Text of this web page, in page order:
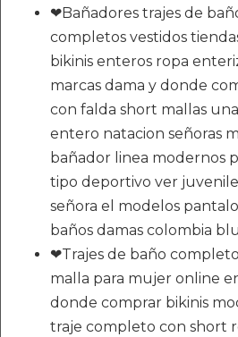
❤Bañadores trajes de
completos vestidos
bikinis enteros ropa
marcas dama y donde
con falda short mallas
entero natacion señoras
bañador linea modernos
tipo deportivo ver
señora el modelos
baños damas colombia
❤Trajes de baño
malla para mujer online
donde comprar bikinis
traje completo con short